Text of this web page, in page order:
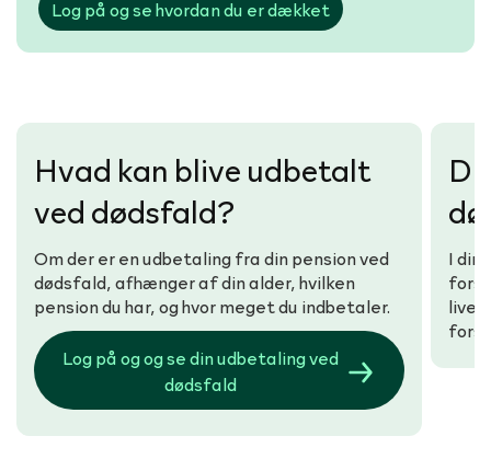
Log på og se hvordan du er dækket
Hvad kan blive udbetalt
ved dødsfald?
Om der er en udbetaling fra din pension ved
dødsfald, afhænger af din alder, hvilken
pension du har, og hvor meget du indbetaler.
Log på og og se din udbetaling ved
dødsfald
I din
livet